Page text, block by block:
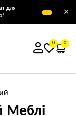
для
×
0 0
Меблі